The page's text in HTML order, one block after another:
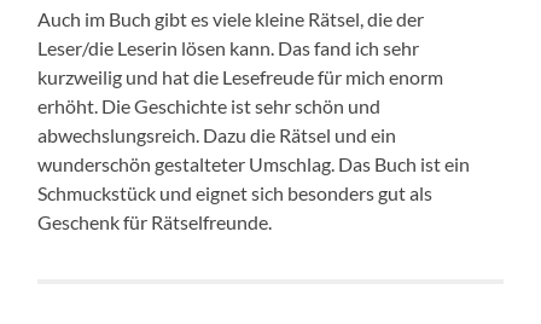
Auch im Buch gibt es viele kleine Rätsel, die der
Leser/die Leserin lösen kann. Das fand ich sehr
kurzweilig und hat die Lesefreude für mich enorm
erhöht. Die Geschichte ist sehr schön und
abwechslungsreich. Dazu die Rätsel und ein
wunderschön gestalteter Umschlag. Das Buch ist ein
Schmuckstück und eignet sich besonders gut als
Geschenk für Rätselfreunde.